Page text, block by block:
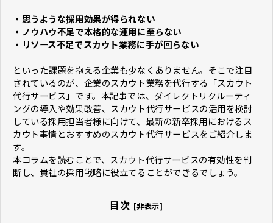
・思うような採用効果が得られない
・ノウハウ不足で本格的な運用に至らない
・リソース不足でスカウト業務に手が回らない
といった課題を抱える企業も少なくありません。そこで注目
されているのが、企業のスカウト業務を代行する「スカウト
代行サービス」です。本記事では、ダイレクトリクルーティ
ングの導入や効果改善、スカウト代行サービスの活用を検討
している採用担当者様に向けて、最新の新卒採用におけるス
カウト事情とおすすめのスカウト代行サービスをご紹介しま
す。
本コラムを読むことで、スカウト代行サービスの有効性を判
断し、貴社の採用戦略に役立てることができるでしょう。
目次 [非表示]